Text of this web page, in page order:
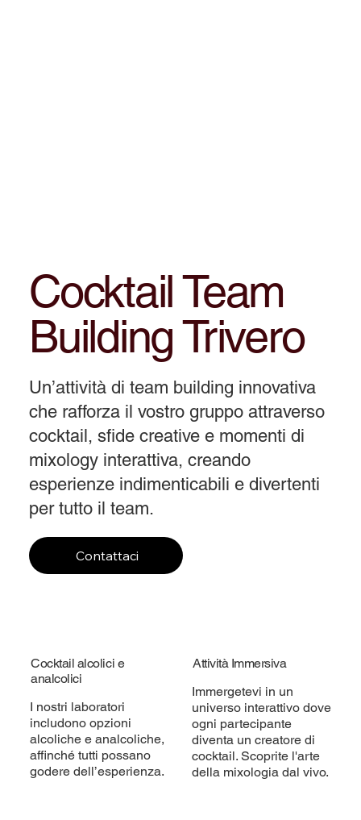
Cocktail Team
Building Trivero
Un’attività di team building innovativa
che rafforza il vostro gruppo attraverso
cocktail, sfide creative e momenti di
mixology interattiva, creando
esperienze indimenticabili e divertenti
per tutto il team.
Contattaci
Cocktail alcolici e
analcolici
I nostri laboratori
includono opzioni
alcoliche e analcoliche,
affinché tutti possano
godere dell’esperienza.
Attività Immersiva
Immergetevi in un
universo interattivo dove
ogni partecipante
diventa un creatore di
cocktail. Scoprite l'arte
della mixologia dal vivo.